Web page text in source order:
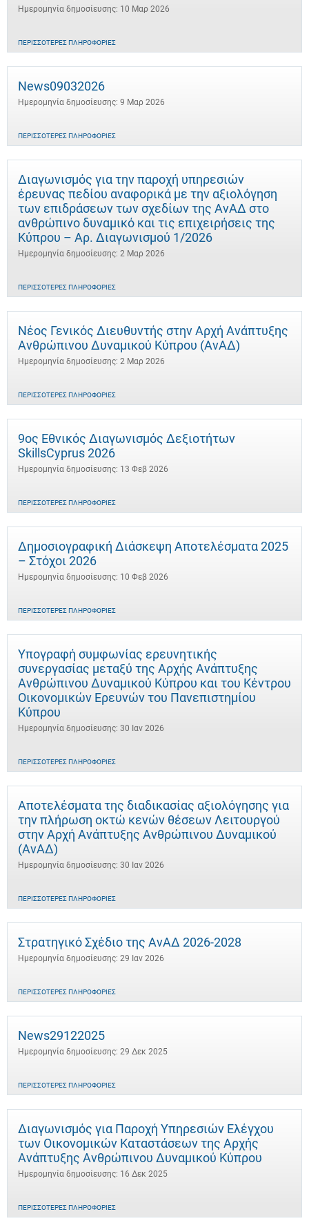
Ημερομηνία δημοσίευσης: 10 Μαρ 2026
ΠΕΡΙΣΣΌΤΕΡΕΣ ΠΛΗΡΟΦΟΡΊΕΣ
News09032026
Ημερομηνία δημοσίευσης: 9 Μαρ 2026
ΠΕΡΙΣΣΌΤΕΡΕΣ ΠΛΗΡΟΦΟΡΊΕΣ
Διαγωνισμός για την παροχή υπηρεσιών
έρευνας πεδίου αναφορικά με την αξιολόγηση
των επιδράσεων των σχεδίων της ΑνΑΔ στο
ανθρώπινο δυναμικό και τις επιχειρήσεις της
Κύπρου – Αρ. Διαγωνισμού 1/2026
Ημερομηνία δημοσίευσης: 2 Μαρ 2026
ΠΕΡΙΣΣΌΤΕΡΕΣ ΠΛΗΡΟΦΟΡΊΕΣ
Νέος Γενικός Διευθυντής στην Αρχή Ανάπτυξης
Ανθρώπινου Δυναμικού Κύπρου (ΑνΑΔ)
Ημερομηνία δημοσίευσης: 2 Μαρ 2026
ΠΕΡΙΣΣΌΤΕΡΕΣ ΠΛΗΡΟΦΟΡΊΕΣ
9ος Εθνικός Διαγωνισμός Δεξιοτήτων
SkillsCyprus 2026
Ημερομηνία δημοσίευσης: 13 Φεβ 2026
ΠΕΡΙΣΣΌΤΕΡΕΣ ΠΛΗΡΟΦΟΡΊΕΣ
Δημοσιογραφική Διάσκεψη Αποτελέσματα 2025
– Στόχοι 2026
Ημερομηνία δημοσίευσης: 10 Φεβ 2026
ΠΕΡΙΣΣΌΤΕΡΕΣ ΠΛΗΡΟΦΟΡΊΕΣ
Υπογραφή συμφωνίας ερευνητικής
συνεργασίας μεταξύ της Αρχής Ανάπτυξης
Ανθρώπινου Δυναμικού Κύπρου και του Κέντρου
Οικονομικών Ερευνών του Πανεπιστημίου
Κύπρου
Ημερομηνία δημοσίευσης: 30 Ιαν 2026
ΠΕΡΙΣΣΌΤΕΡΕΣ ΠΛΗΡΟΦΟΡΊΕΣ
Αποτελέσματα της διαδικασίας αξιολόγησης για
την πλήρωση οκτώ κενών θέσεων Λειτουργού
στην Αρχή Ανάπτυξης Ανθρώπινου Δυναμικού
(ΑνΑΔ)
Ημερομηνία δημοσίευσης: 30 Ιαν 2026
ΠΕΡΙΣΣΌΤΕΡΕΣ ΠΛΗΡΟΦΟΡΊΕΣ
Στρατηγικό Σχέδιο της ΑνΑΔ 2026-2028
Ημερομηνία δημοσίευσης: 29 Ιαν 2026
ΠΕΡΙΣΣΌΤΕΡΕΣ ΠΛΗΡΟΦΟΡΊΕΣ
News29122025
Ημερομηνία δημοσίευσης: 29 Δεκ 2025
ΠΕΡΙΣΣΌΤΕΡΕΣ ΠΛΗΡΟΦΟΡΊΕΣ
Διαγωνισμός για Παροχή Υπηρεσιών Ελέγχου
των Οικονομικών Καταστάσεων της Αρχής
Ανάπτυξης Ανθρώπινου Δυναμικού Κύπρου
Ημερομηνία δημοσίευσης: 16 Δεκ 2025
ΠΕΡΙΣΣΌΤΕΡΕΣ ΠΛΗΡΟΦΟΡΊΕΣ